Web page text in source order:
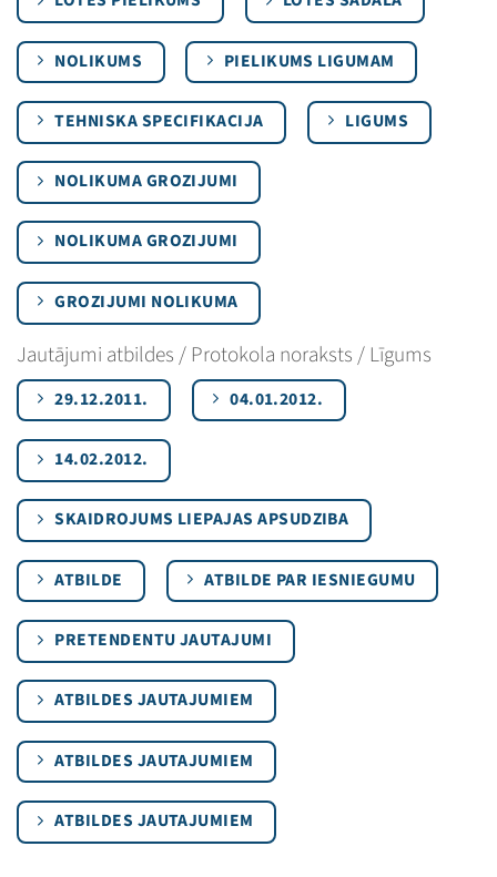
NOLIKUMS PIELIKUMS LIGUMAM
TEHNISKA SPECIFIKACIJA LIGUMS
NOLIKUMA GROZIJUMI
NOLIKUMA GROZIJUMI
GROZIJUMI NOLIKUMA
Jautājumi atbildes / Protokola noraksts / Līgums
29.12.2011. 04.01.2012.
14.02.2012.
SKAIDROJUMS LIEPAJAS APSUDZIBA
ATBILDE ATBILDE PAR IESNIEGUMU
PRETENDENTU JAUTAJUMI
ATBILDES JAUTAJUMIEM
ATBILDES JAUTAJUMIEM
ATBILDES JAUTAJUMIEM